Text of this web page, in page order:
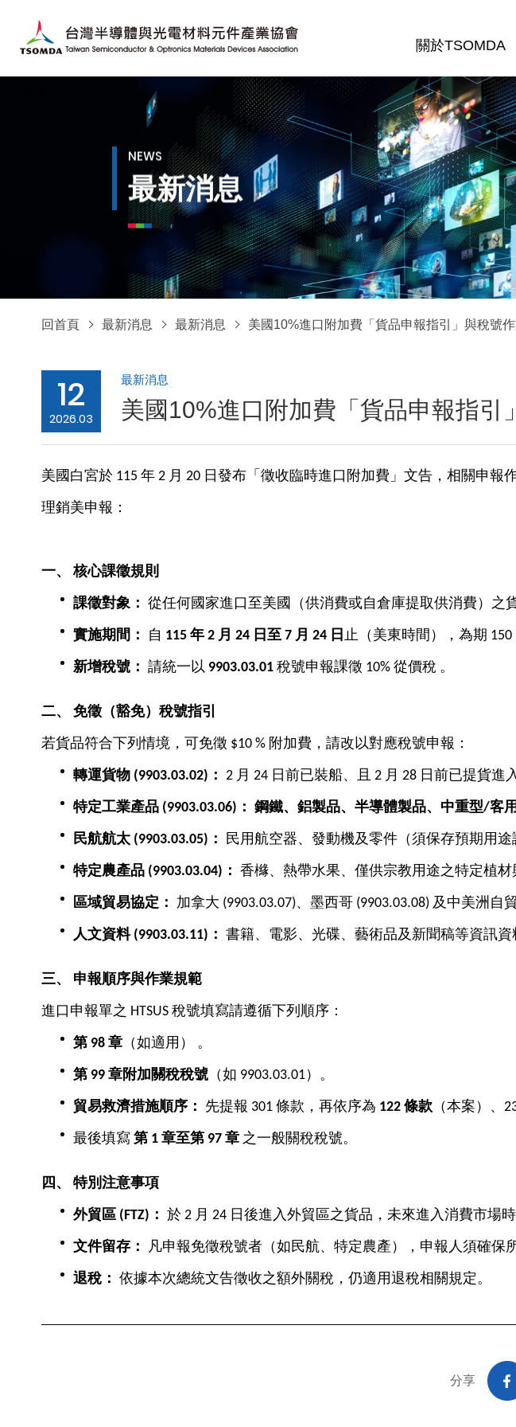
關於TSOMDA
NEWS
最新消息
回首頁 最新消息 最新消息 美國10%進口附加費「貨品申報指引」與稅號
12
2026.03
最新消息
美國10%進口附加費「貨品申報指引
美國白宮於 115 年 2 月 20 日發布「徵收臨時進口附加費」文告，相關申
理銷美申報：
一、核心課徵規則
課徵對象： 從任何國家進口至美國（供消費或自倉庫提取供消費）之貨
實施期間： 自 115 年 2 月 24 日至 7 月 24 日 止（美東時間），為期 150
新增稅號： 請統一以 9903.03.01 稅號申報課徵 10% 從價稅 。
二、 免徵（豁免）稅號指引
若貨品符合下列情境，可免徵 $10 % 附加費，請改以對應稅號申報：
轉運貨物 (9903.03.02) ： 2 月 24 日前已裝船、且 2 月 28 日前已提貨進
特定工業產品 (9903.03.06) ： 鋼鐵、鋁製品、半導體製品、中重型/客
民航航太 (9903.03.05) ： 民用航空器、發動機及零件（須保存預期用途
特定農產品 (9903.03.04) ： 香櫞、熱帶水果、僅供宗教用途之特定植材
區域貿易協定： 加拿大 (9903.03.07)、墨西哥 (9903.03.08) 及中美洲自
人文資料 (9903.03.11) ： 書籍、電影、光碟、藝術品及新聞稿等資訊資
三、 申報順序與作業規範
進口申報單之 HTSUS 稅號填寫請遵循下列順序：
第 98 章 （如適用） 。
第 99 章附加關稅稅號 （如 9903.03.01）。
貿易救濟措施順序： 先提報 301 條款，再依序為 122 條款（本案）、
最後填寫 第 1 章至第 97 章 之一般關稅稅號。
四、 特別注意事項
外貿區 (FTZ) ： 於 2 月 24 日後進入外貿區之貨品，未來進入消費市場
文件留存： 凡申報免徵稅號者（如民航、特定農產），申報人須確保
退稅： 依據本次總統文告徵收之額外關稅，仍適用退稅相關規定。
分享